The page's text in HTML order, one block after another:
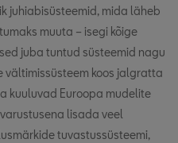
juhiabisüsteemid, mida läheb
muuta – isegi kõige
juba tuntud süsteemid nagu
vältimissüsteem koos jalgratta
kuuluvad Euroopa mudelite
lisada veel
tuvastussüsteemi,